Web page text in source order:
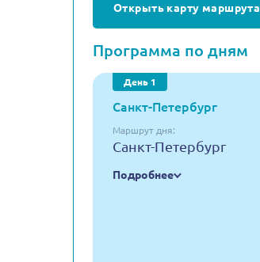
Открыть карту маршрута
Программа по дням
День 1
Санкт-Петербург
Маршрут дня:
Санкт-Петербург
Подробнее